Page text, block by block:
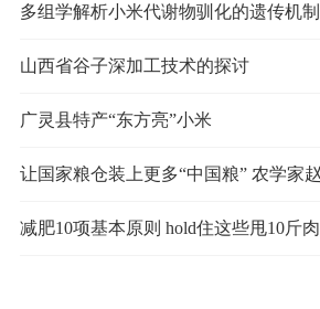
山西省谷子深加工技术的探讨
广灵县特产“东方亮”小米
减肥10项基本原则 hold住这些甩10斤肉